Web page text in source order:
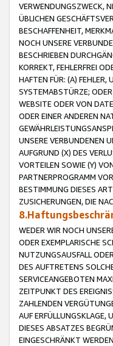
VERWENDUNGSZWECK,
ÜBLICHEN
BESCHAFFENHEIT,
NOCH UNSERE
BESCHRIEBEN
KORREKT, FEHLERFREI
HAFTEN FÜR: (A) FEHLER,
SYSTEMABSTÜRZE;
WEBSITE ODER VON
ODER EINER ANDEREN
UNSERE VERBUNDENEN
AUFGRUND (X) DES
VORTEILEN SOWIE (Y)
PARTNERPROGRAMM
BESTIMMUNG DIESES
ZUSICHERUNGEN, DIE
WEDER WIR NOCH
ODER EXEMPLARISCHE
NUTZUNGSAUSFALL
DES AUFTRETENS
SERVICEANGEBOTEN
ZEITPUNKT DES
ZAHLENDEN
AUF ERFÜLLUNGSKLAGE,
DIESES ABSATZES
EINGESCHRÄNKT